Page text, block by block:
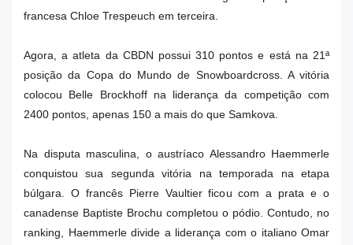
francesa Chloe Trespeuch em terceira.
Agora, a atleta da CBDN possui 310 pontos e está na 21ª
posição da Copa do Mundo de Snowboardcross. A vitória
colocou Belle Brockhoff na liderança da competição com
2400 pontos, apenas 150 a mais do que Samkova.
Na disputa masculina, o austríaco Alessandro Haemmerle
conquistou sua segunda vitória na temporada na etapa
búlgara. O francês Pierre Vaultier ficou com a prata e o
canadense Baptiste Brochu completou o pódio. Contudo, no
ranking, Haemmerle divide a liderança com o italiano Omar